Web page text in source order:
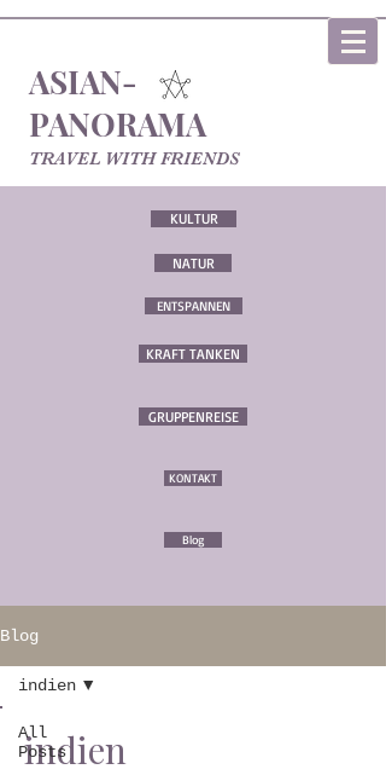
ASIAN-
PANORAMA
TRAVEL WITH FRIENDS
KULTUR
NATUR
ENTSPANNEN
KRAFT TANKEN
GRUPPENREISE
KONTAKT
Blog
Blog
All
Posts
indien
indien